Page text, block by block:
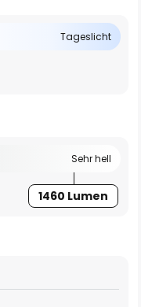
Tageslicht
Sehr hell
1460 Lumen